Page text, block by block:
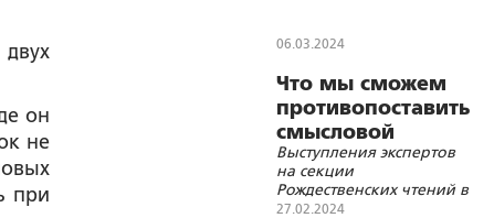
он
не
при
06.03.2024
Что мы сможем
противопоставить
смысловой
интервенции?
Выступления экспертов
на секции
Рождественских чтений в
Москве
27.02.2024